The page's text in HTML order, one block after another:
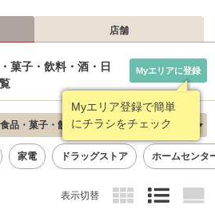
店舗
菓子・飲料・酒・日
Myエリア登録で簡単
にチラシをチェック
Myエリアに登録
食品・菓子・飲料・酒・日用品・コンビニ 新着順
家電 ドラッグストア ホームセンタ
表示切替